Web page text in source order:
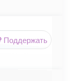
Поддержать